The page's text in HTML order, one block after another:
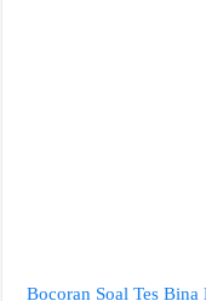
Bocoran Soal Tes